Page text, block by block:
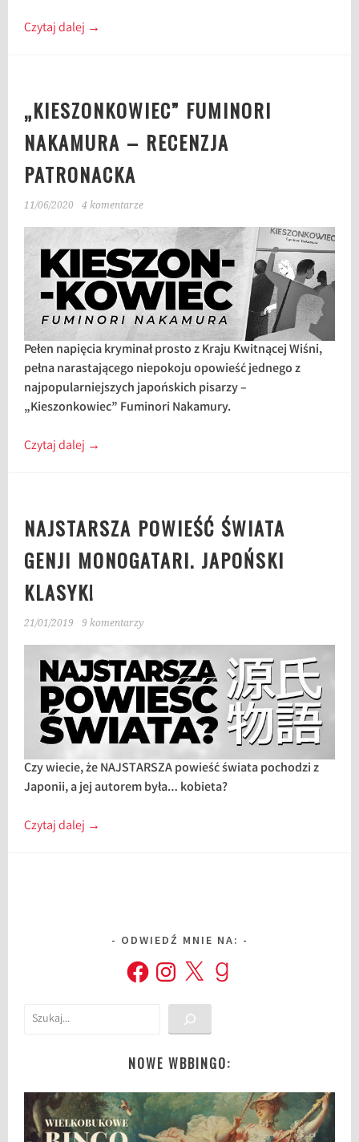
Czytaj dalej →
„KIESZONKOWIEC” FUMINORI
NAKAMURA – RECENZJA
PATRONACKA
11/06/2020 4 komentarze
Pełen napięcia kryminał prosto z Kraju Kwitnącej Wiśni,
pełna narastającego niepokoju opowieść jednego z
najpopularniejszych japońskich pisarzy –
„Kieszonkowiec” Fuminori Nakamury.
Czytaj dalej →
NAJSTARSZA POWIEŚĆ ŚWIATA
GENJI MONOGATARI. JAPOŃSKI
KLASYK!
21/01/2019 9 komentarzy
Czy wiecie, że NAJSTARSZA powieść świata pochodzi z
Japonii, a jej autorem była… kobieta?
Czytaj dalej →
ODWIEDŹ MNIE NA:
FacebookInstagram
X Goodreads
Szukaj
NOWE WBBINGO: